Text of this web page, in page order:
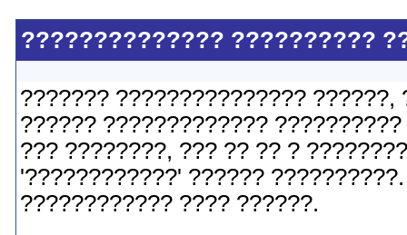
?????????????? ??????????
??????? ???????????????
?????? ?????????????
??? ????????, ??? ?? ?? ?
'????????????' ??????
???????????? ???? ??????.